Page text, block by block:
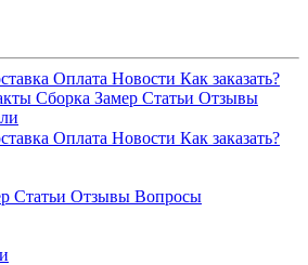
Оплата Новости Как заказать?
Сборка Замер Статьи Отзывы
Оплата Новости Как заказать?
Статьи Отзывы Вопросы